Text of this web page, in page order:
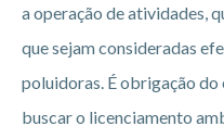
a operação de atividades,
que sejam consideradas
poluidoras. É obrigação do
buscar o licenciamento